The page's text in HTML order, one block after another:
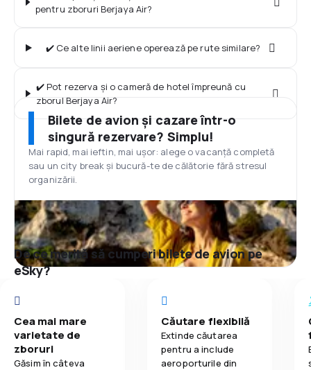
pentru zboruri Berjaya Air?
✔️ Ce alte linii aeriene operează pe rute similare?
✔️ Pot rezerva și o cameră de hotel împreună cu
zborul Berjaya Air?
Bilete de avion și cazare într-o
singură rezervare? Simplu!
Mai rapid, mai ieftin, mai ușor: alege o vacanță completă
sau un city break și bucură-te de călătorie fără stresul
organizării.
De ce merită să cumperi bilete de avion pe
eSky?
Cea mai mare
varietate de
zboruri
Găsim în câteva
Căutare flexibilă
Extinde căutarea
pentru a include
aeroporturile din